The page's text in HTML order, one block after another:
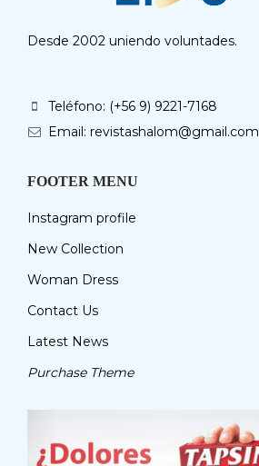
Desde 2002 uniendo voluntades.
Teléfono: (+56 9) 9221-7168
Email: revistashalom@gmail.com
FOOTER MENU
Instagram profile
New Collection
Woman Dress
Contact Us
Latest News
Purchase Theme